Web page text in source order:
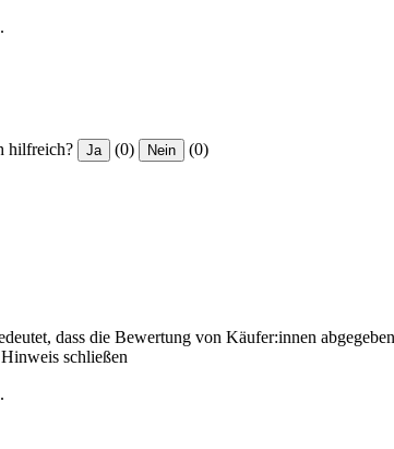
hilfreich? Ja (0) Nein (0)
dass die Bewertung von Käufer:innen
Hinweis schließen